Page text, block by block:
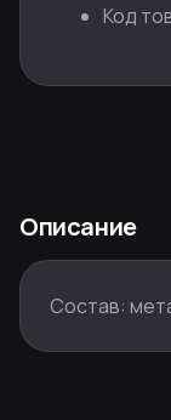
Код
Описание
Состав: